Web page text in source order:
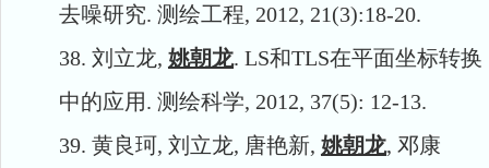
去噪研究. 测绘工程, 2012, 21(3):18-20.
38. 刘立龙, 姚朝龙. LS和TLS在平面坐标转换
中的应用. 测绘科学, 2012, 37(5): 12-13.
39. 黄良珂, 刘立龙, 唐艳新, 姚朝龙, 邓康